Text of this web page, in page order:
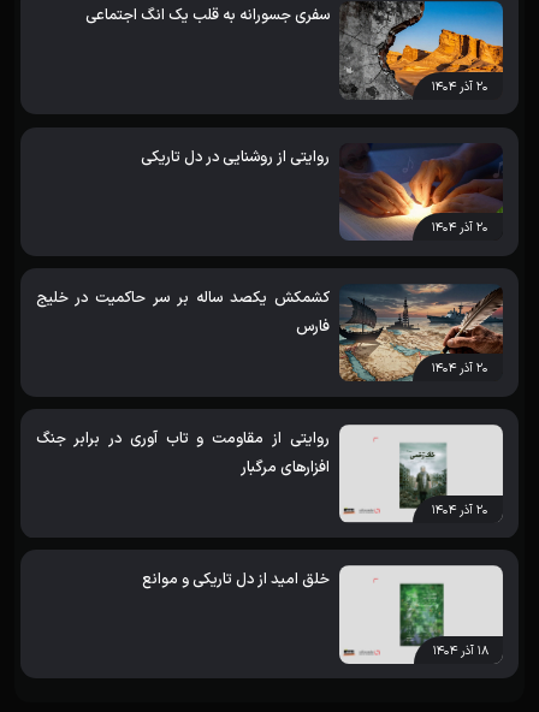
۲۰ آذر ۱۴۰۴
سفری جسورانه به قلب یک انگ اجتماعی
۲۰ آذر ۱۴۰۴
روایتی از روشنایی در دل تاریکی
۲۰ آذر ۱۴۰۴
کشمکش یکصد ساله بر سر حاکمیت در خلیج
فارس
۲۰ آذر ۱۴۰۴
روایتی از مقاومت و تاب آوری در برابر جنگ
افزارهای مرگبار
۱۸ آذر ۱۴۰۴
خلق امید از دل تاریکی و موانع